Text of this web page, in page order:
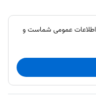
اطلاعات عمومی شماست و